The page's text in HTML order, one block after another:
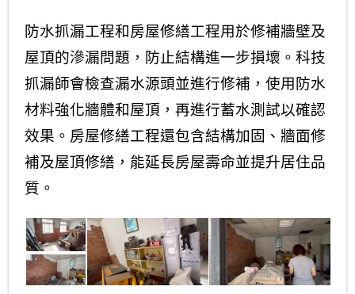
防水抓漏工程和房屋修繕工程用於修補牆壁及
屋頂的滲漏問題，防止結構進一步損壞。科技
抓漏師會檢查漏水源頭並進行修補，使用防水
材料強化牆體和屋頂，再進行蓄水測試以確認
效果。房屋修繕工程還包含結構加固、牆面修
補及屋頂修繕，能延長房屋壽命並提升居住品
質。